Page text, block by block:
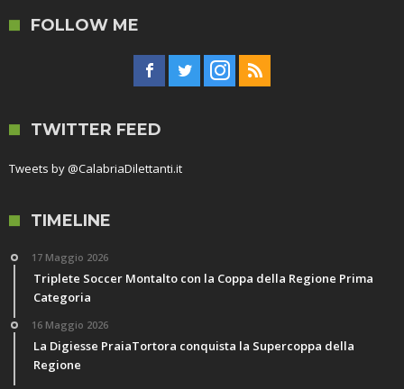
FOLLOW ME
TWITTER FEED
Tweets by @CalabriaDilettanti.it
TIMELINE
17 Maggio 2026
Triplete Soccer Montalto con la Coppa della Regione Prima
Categoria
16 Maggio 2026
La Digiesse PraiaTortora conquista la Supercoppa della
Regione